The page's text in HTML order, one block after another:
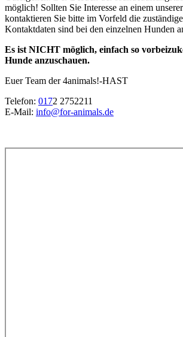
möglich! Sollten Sie Interesse an einem
kontaktieren Sie bitte im Vorfeld die
Kontaktdaten sind bei den einzelnen Hunden
Es ist NICHT möglich, einfach so
Hunde anzuschauen.
Euer Team der 4animals!-HAST
Telefon: 0172 2752211
E-Mail: info@for-animals.de